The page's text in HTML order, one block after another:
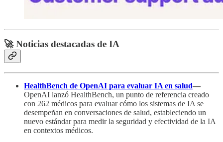
🚀 Noticias destacadas de IA
HealthBench de OpenAI para evaluar IA en salud—
OpenAI lanzó HealthBench, un punto de referencia creado
con 262 médicos para evaluar cómo los sistemas de IA se
desempeñan en conversaciones de salud, estableciendo un
nuevo estándar para medir la seguridad y efectividad de la IA
en contextos médicos.